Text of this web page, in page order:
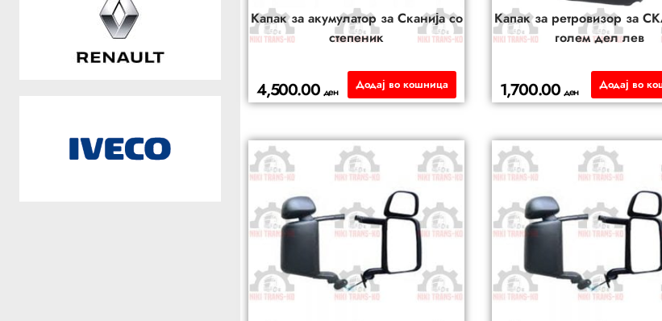
Капак за акумулатор за Сканија со
степеник
4,500.00 ден Додај во кошница
Капак за ретровизор за
голем дел лев
1,700.00 ден Додај во